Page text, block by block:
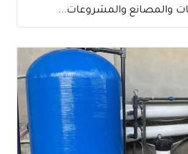
والمصانع والمشروعات...